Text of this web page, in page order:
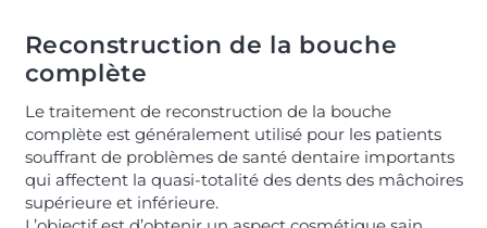
Reconstruction de la bouche
complète
Le traitement de reconstruction de la bouche
complète est généralement utilisé pour les patients
souffrant de problèmes de santé dentaire importants
qui affectent la quasi-totalité des dents des mâchoires
supérieure et inférieure.